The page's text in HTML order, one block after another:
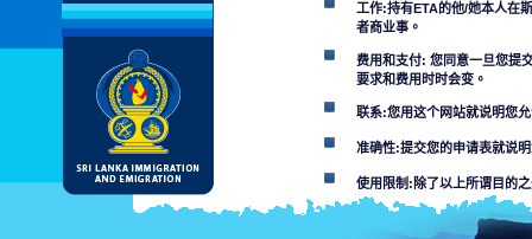
工作:持有ETA的他/她本人在
者商业事。
费用和支付: 您同意一旦您提
要求和费用时时会变。
联系:您用这个网站就说明您
准确性:提交您的申请表就说
使用限制:除了以上所谓目的